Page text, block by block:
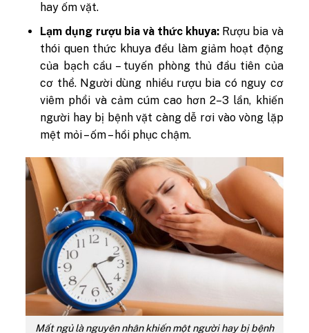
hay ốm vặt.
Lạm dụng rượu bia và thức khuya: Rượu bia và
thói quen thức khuya đều làm giảm hoạt động
của bạch cầu – tuyến phòng thủ đầu tiên của
cơ thể. Người dùng nhiều rượu bia có nguy cơ
viêm phổi và cảm cúm cao hơn 2–3 lần, khiến
người hay bị bệnh vặt càng dễ rơi vào vòng lặp
mệt mỏi – ốm – hồi phục chậm.
Mất ngủ là nguyên nhân khiến một người hay bị bệnh